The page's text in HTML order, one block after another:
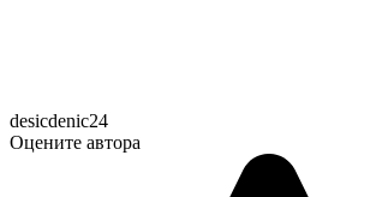
desicdenic24
Оцените автора